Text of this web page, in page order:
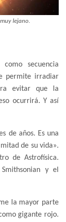
lejano.
secuencia
permite irradiar
evitar que la
ocurrirá. Y así
de años. Es una
de su vida».
de Astrofísica.
y el
la mayor parte
gigante rojo.